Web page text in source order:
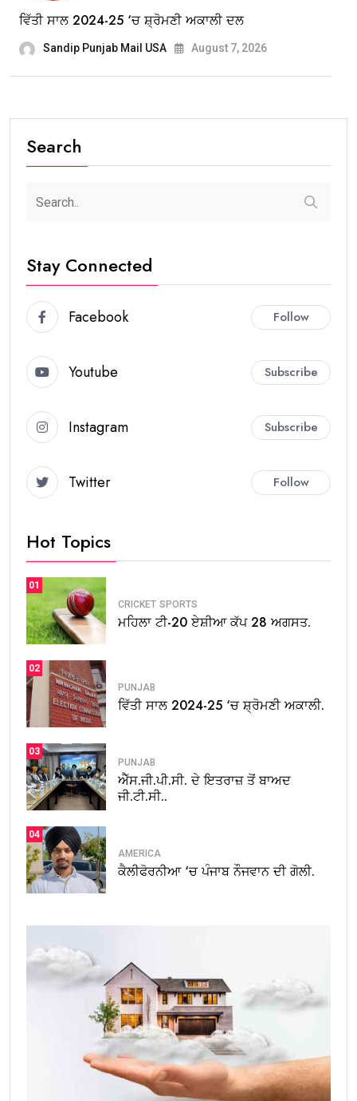
ਵਿੱਤੀ ਸਾਲ 2024-25 ‘ਚ ਸ਼੍ਰੋਮਣੀ ਅਕਾਲੀ ਦਲ
Sandip Punjab Mail USA August 7, 2026
Search
Stay Connected
Facebook Follow
Youtube Subscribe
Instagram Subscribe
Twitter Follow
Hot Topics
01
CRICKET SPORTS
ਮਹਿਲਾ ਟੀ-20 ਏਸ਼ੀਆ ਕੱਪ 28 ਅਗਸਤ.
02
PUNJAB
ਵਿੱਤੀ ਸਾਲ 2024-25 ‘ਚ ਸ਼੍ਰੋਮਣੀ ਅਕਾਲੀ.
03
PUNJAB
ਐੱਸ.ਜੀ.ਪੀ.ਸੀ. ਦੇ ਇਤਰਾਜ਼ ਤੋਂ ਬਾਅਦ
ਜੀ.ਟੀ.ਸੀ..
04
AMERICA
ਕੈਲੀਫੋਰਨੀਆ ‘ਚ ਪੰਜਾਬ ਨੌਜਵਾਨ ਦੀ ਗੋਲੀ.